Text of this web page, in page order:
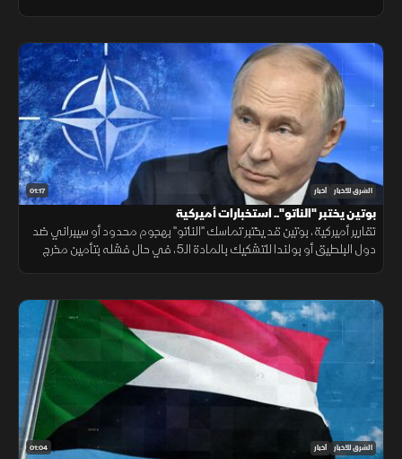
01:17 الشرق للأخبار أخبار
بوتين يختبر "الناتو".. استخبارات أميركية
تقارير أميركية، بوتين قد يختبر تماسك "الناتو" بهجوم محدود أو سيبراني ضد
دول البلطيق أو بولندا للتشكيك بالمادة الـ5، في حال فشله بتأمين مخرج
01:04 الشرق للأخبار أخبار